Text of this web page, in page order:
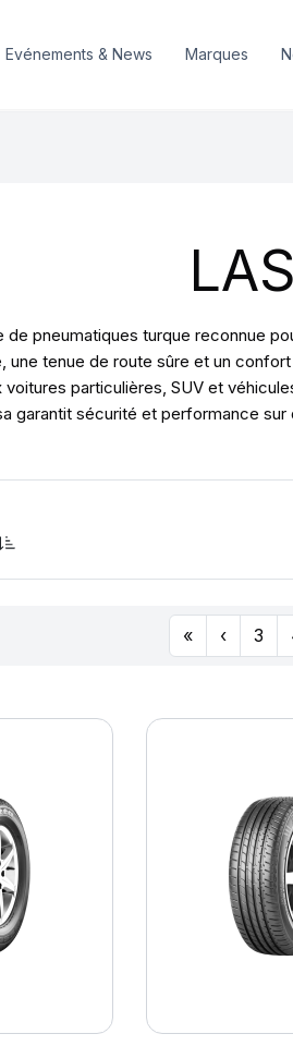
Evénements & News Marques
de pneumatiques turque reconnue
une tenue de route sûre et un
particulières, SUV et
garantit sécurité et performance
« ‹ 3